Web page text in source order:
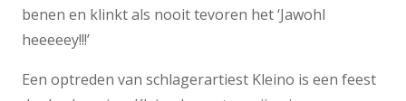
benen en klinkt als nooit tevoren het ‘Jawohl
heeeeey!!!’
Een optreden van schlagerartiest Kleino is een feest